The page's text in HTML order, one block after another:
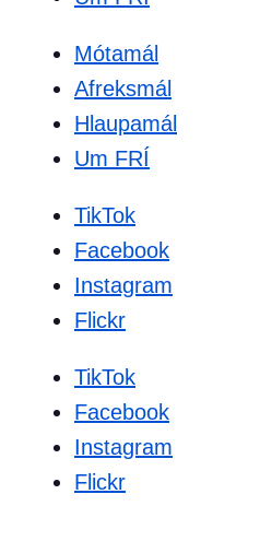
Mótamál
Afreksmál
Hlaupamál
Um FRÍ
TikTok
Facebook
Instagram
Flickr
TikTok
Facebook
Instagram
Flickr